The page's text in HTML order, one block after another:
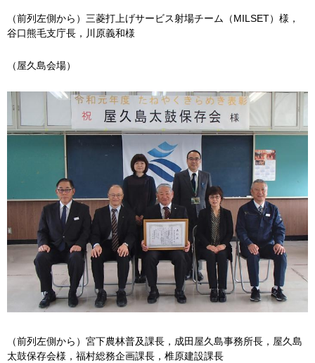
（前列左側から）三菱打上げサービス射場チーム（MILSET）様，
谷口熊毛支庁長，川原義和様
（屋久島会場）
（前列左側から）宮下農林普及課長，成田屋久島事務所長，屋久島
太鼓保存会様，福村総務企画課長，椎原建設課長